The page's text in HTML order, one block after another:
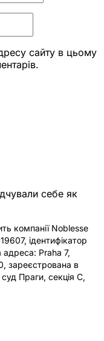
сайту в цьому
себе як
компанії Noblesse
ідентифікатор
Praha 7,
зареєстрована в
Праги, секція C,